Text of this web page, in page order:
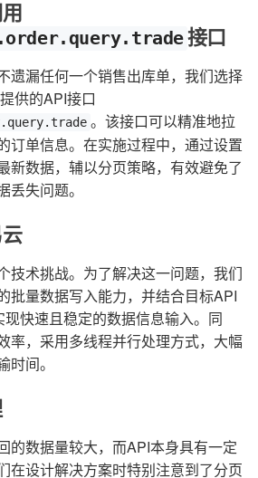
接口
遗漏任何一个销售出库单，我们选择
供的API接口
。该接口可以精准地拉
订单信息。在实施过程中，通过设置
新数据，辅以分页策略，有效避免了
丢失问题。
技术挑战。为了解决这一问题，我们
批量数据写入能力，并结合目标API
现快速且稳定的数据信息输入。同
率，采用多线程并行处理方式，大幅
间。
的数据量较大，而API本身具有一定
在设计解决方案时特别注意到了分页